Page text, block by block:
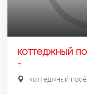
коттеджный
-
коттеджный